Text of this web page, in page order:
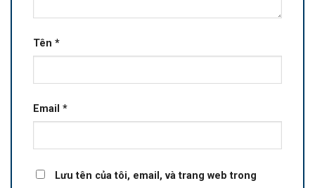
Tên *
Email *
Lưu tên của tôi, email, và trang web trong